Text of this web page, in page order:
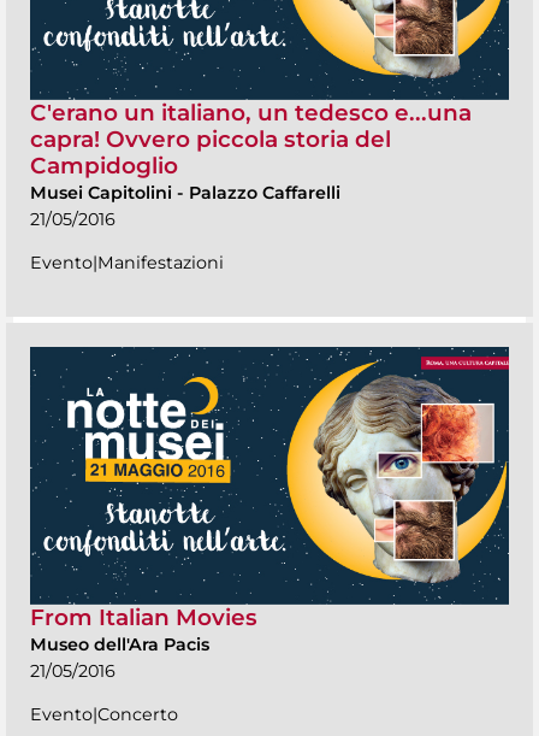
C'erano un italiano, un tedesco e...una
capra! Ovvero piccola storia del
Campidoglio
Musei Capitolini - Palazzo Caffarelli
21/05/2016
Evento|Manifestazioni
From Italian Movies
Museo dell'Ara Pacis
21/05/2016
Evento|Concerto